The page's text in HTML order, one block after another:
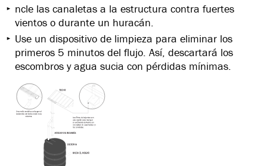
ncle las canaletas a la estructura contra fuertes
vientos o durante un huracán.
Use un dispositivo de limpieza para eliminar los
primeros 5 minutos del flujo. Así, descartará los
escombros y agua sucia con pérdidas mínimas.